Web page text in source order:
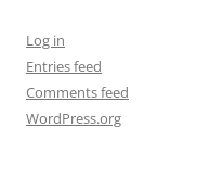
Log in
Entries feed
Comments feed
WordPress.org